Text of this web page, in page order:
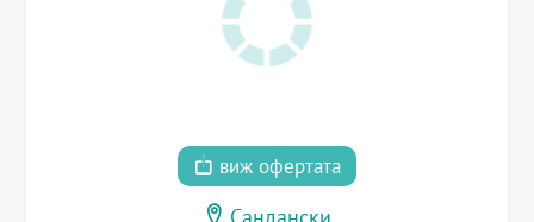
виж офертата
Сандански